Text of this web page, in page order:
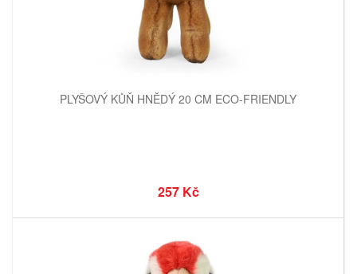
PLYŠOVÝ KŮŇ HNĚDÝ 20 CM ECO-FRIENDLY
257 Kč